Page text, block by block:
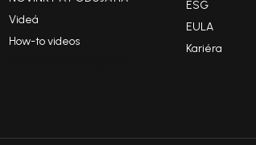
Videá
How-to videos
ESG
EULA
Kariéra